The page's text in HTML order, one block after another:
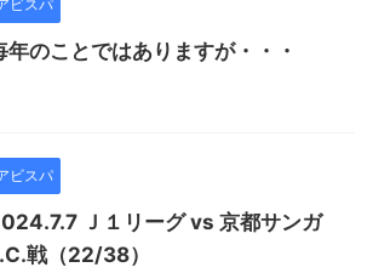
ビスパ
年のことではありますが・・・
ビスパ
Ｊ１リーグ vs 京都サンガ
戦（22/38）